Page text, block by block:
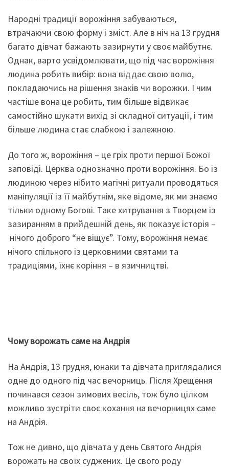
Народні традиції ворожіння забуваються,
втрачаючи свою форму і зміст. Але в ніч на 13 грудня
багато дівчат бажають зазирнути у своє майбутнє.
Однак, варто усвідомлювати, що під час ворожіння
людина робить вибір: вона віддає свою волю,
покладаючись на рішення знаків чи ворожки. І чим
частіше вона це робить, тим більше відвикає
самостійно шукати вихід зі складної ситуації, і тим
більше людина стає слабкою і залежною.
До того ж, ворожіння – це гріх проти першої Божої
заповіді. Церква однозначно проти ворожіння. Бо із
людиною через нібито магічні ритуали проводяться
маніпуляції із її майбутнім, яке відоме, як ми знаємо
тільки одному Богові. Таке хитрування з Творцем із
зазиранням в прийдешній день, як показує історія –
нічого доброго “не віщує”. Тому, ворожіння немає
нічого спільного із церковними святами та
традиціями, їхнє коріння – в язичництві.
Чому ворожать саме на Андрія
На Андрія, 13 грудня, юнаки та дівчата приглядалися
одне до одного під час вечорниць. Після Хрещення
починався сезон зимових весіль, тож було цілком
можливо зустріти своє кохання на вечорницях саме
на Андрія.
Тож не дивно, що дівчата у день Святого Андрія
ворожать на своїх суджених. Це свого роду